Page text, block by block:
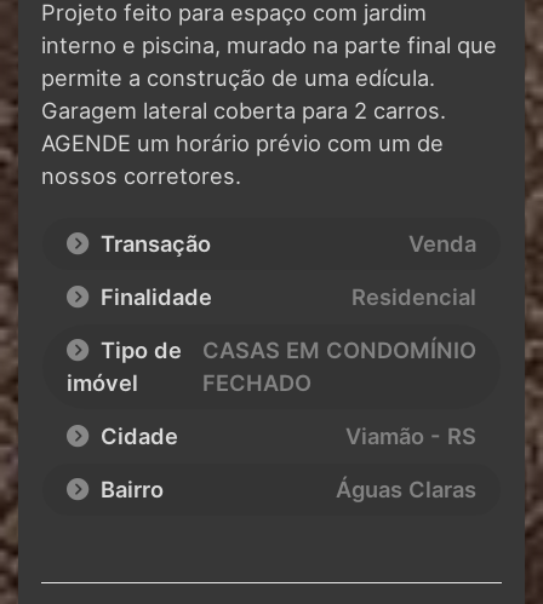
Projeto feito para espaço com jardim
interno e piscina, murado na parte final que
permite a construção de uma edícula.
Garagem lateral coberta para 2 carros.
AGENDE um horário prévio com um de
nossos corretores.
Transação
Venda
Finalidade
Residencial
Tipo de
imóvel
CASAS EM CONDOMÍNIO
FECHADO
Cidade
Viamão - RS
Bairro
Águas Claras